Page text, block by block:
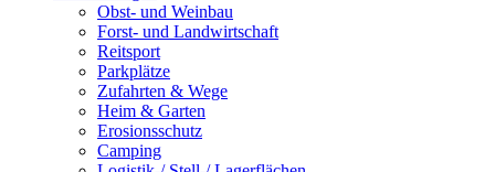
Obst- und Weinbau
Forst- und Landwirtschaft
Reitsport
Parkplätze
Zufahrten & Wege
Heim & Garten
Erosionsschutz
Camping